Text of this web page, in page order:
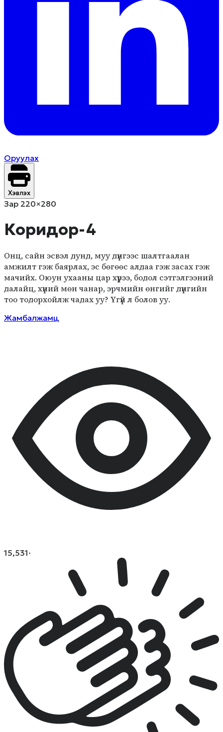
Оруулах
Хэвлэх
Зар 220×280
Коридор-4
Онц, сайн эсвэл дунд, муу дүнгээс шалтгаалан
амжилт гэж баярлах, эс бөгөөс алдаа гэж засах гэж
мачийх. Оюун ухааны цар хүрээ, бодол сэтгэлгээний
далайц, хүний мөн чанар, эрчмийн өнгийг дүнгийн
тоо тодорхойлж чадах уу? Үгүй л болов уу.
Жамбалжамц
15,531·